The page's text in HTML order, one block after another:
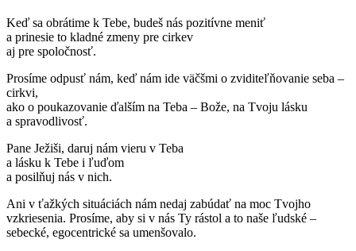
Keď sa obrátime k Tebe, budeš nás pozitívne meniť
a prinesie to kladné zmeny pre cirkev
aj pre spoločnosť.
Prosíme odpusť nám, keď nám ide väčšmi o zviditeľňovanie seba –
cirkvi,
ako o poukazovanie ďalším na Teba – Bože, na Tvoju lásku
a spravodlivosť.
Pane Ježiši, daruj nám vieru v Teba
a lásku k Tebe i ľuďom
a posilňuj nás v nich.
Ani v ťažkých situáciách nám nedaj zabúdať na moc Tvojho
vzkriesenia. Prosíme, aby si v nás Ty rástol a to naše ľudské –
sebecké, egocentrické sa umenšovalo.